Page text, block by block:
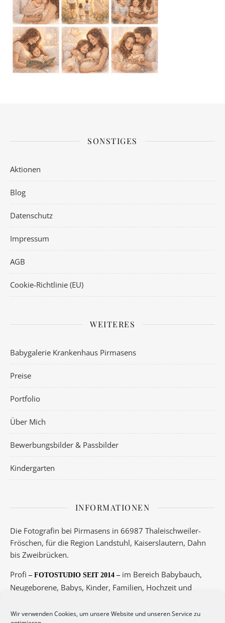
Wir verwenden Cookies, um unsere Website und unseren Service zu
SONSTIGES
Aktionen
Blog
Datenschutz
Impressum
AGB
Cookie-Richtlinie (EU)
WEITERES
Babygalerie Krankenhaus Pirmasens
Preise
Portfolio
Über Mich
Bewerbungsbilder & Passbilder
Kindergarten
INFORMATIONEN
Die Fotografin bei Pirmasens in 66987 Thaleischweiler-
Fröschen, für die Region Landstuhl, Kaiserslautern, Dahn
bis Zweibrücken.
Profi – FOTOSTUDIO SEIT 2014 – im Bereich Babybauch,
Neugeborene, Babys, Kinder, Familien, Hochzeit und
Telefon 06334/5789 oder 0175/3417145